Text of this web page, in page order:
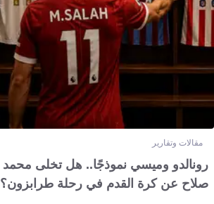
مقالات وتقارير
رونالدو وميسي نموذجًا.. هل تخلى محمد
صلاح عن كرة القدم في رحلة طرابزون؟